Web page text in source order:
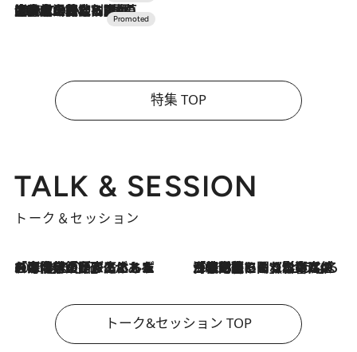
2026.7.10
NEW OPEN！【界 草津】名湯の地に誕生。趣の異なる2種の温泉と上州ならではの会席・蕎麦割烹など美食を味わう究極の癒やし旅
特集 TOP
TALK & SESSION
トーク＆セッション
2026.8.3
「今後値上げがあるとすれば…」「リスクがあるのは今年の冬」エネルギー専門家が語る、ホルムズ海峡封鎖が家庭にもたらす“ある心配” 2026.8.3
「住宅建てられない…」「サーチャージ料の高値が続いている」ホルムズ海峡封鎖による影響はいつまで続く？《エネルギー専門家に聞く“どうなる日本の暮らし”》
トーク&セッション TOP